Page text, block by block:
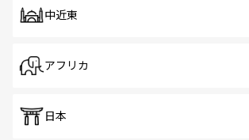
中近東
アフリカ
日本